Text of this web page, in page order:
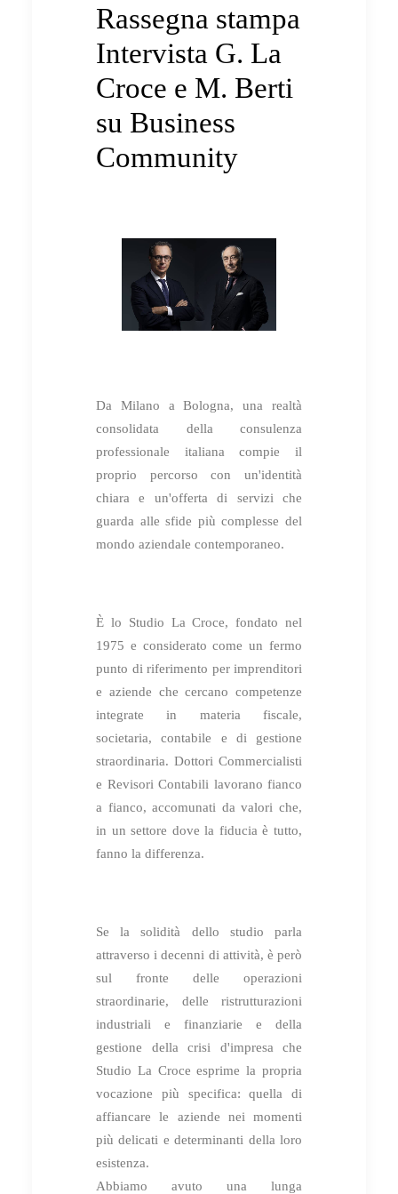
Rassegna stampa
Intervista G. La
Croce e M. Berti
su Business
Community
Da Milano a Bologna, una realtà
consolidata della consulenza
professionale italiana compie il
proprio percorso con un'identità
chiara e un'offerta di servizi che
guarda alle sfide più complesse del
mondo aziendale contemporaneo.
È lo Studio La Croce, fondato nel
1975 e considerato come un fermo
punto di riferimento per imprenditori
e aziende che cercano competenze
integrate in materia fiscale,
societaria, contabile e di gestione
straordinaria. Dottori Commercialisti
e Revisori Contabili lavorano fianco
a fianco, accomunati da valori che,
in un settore dove la fiducia è tutto,
fanno la differenza.
Se la solidità dello studio parla
attraverso i decenni di attività, è però
sul fronte delle operazioni
straordinarie, delle ristrutturazioni
industriali e finanziarie e della
gestione della crisi d'impresa che
Studio La Croce esprime la propria
vocazione più specifica: quella di
affiancare le aziende nei momenti
più delicati e determinanti della loro
esistenza.
Abbiamo avuto una lunga